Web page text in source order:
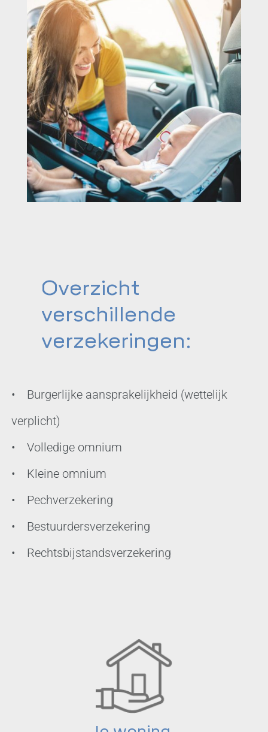
Overzicht
verschillende
verzekeringen:
• Burgerlijke aansprakelijkheid (wettelijk
verplicht)
• Volledige omnium
• Kleine omnium
• Pechverzekering
• Bestuurdersverzekering
• Rechtsbijstandsverzekering